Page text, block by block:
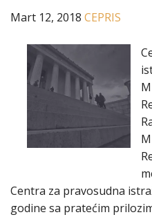
Mart 12, 2018 CEPRIS
Centra za pravosudna
godine sa pratećim